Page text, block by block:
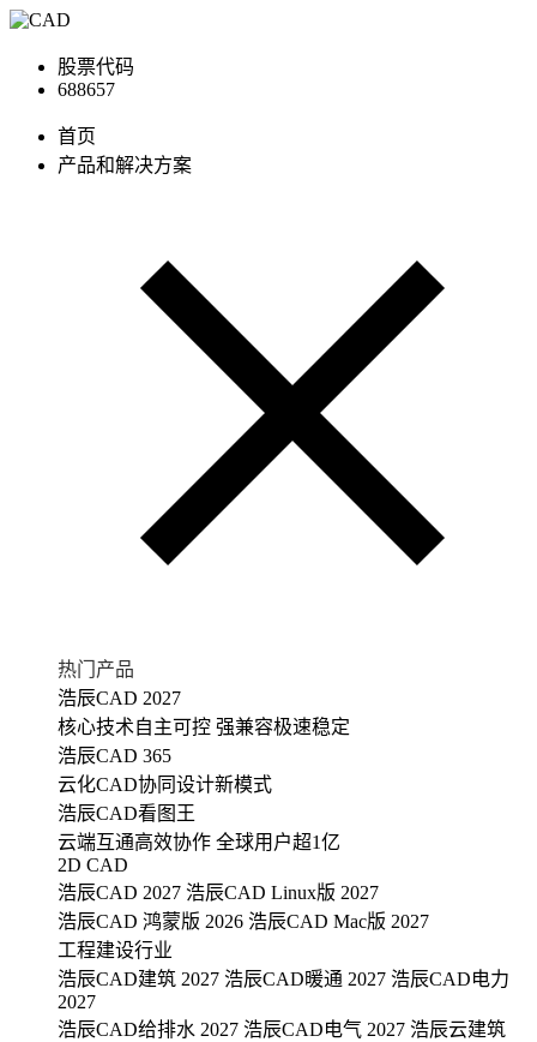
股票代码
688657
首页
产品和解决方案
热门产品
浩辰CAD 2027
核心技术自主可控 强兼容极速稳定
浩辰CAD 365
云化CAD协同设计新模式
浩辰CAD看图王
云端互通高效协作 全球用户超1亿
2D CAD
浩辰CAD 2027 浩辰CAD Linux版 2027
浩辰CAD 鸿蒙版 2026 浩辰CAD Mac版 2027
工程建设行业
浩辰CAD建筑 2027 浩辰CAD暖通 2027 浩辰CAD电力
2027
浩辰CAD给排水 2027 浩辰CAD电气 2027 浩辰云建筑